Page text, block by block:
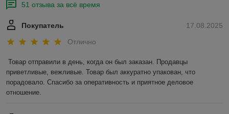
51 отзыва за всё время
17.08.2025
Покупатель
Отлично
Товар отправили в день, когда он был заказан. Продавцы
приветливые, вежливые. Товар был аккуратно упакован, что
порадовало. Спасибо за оперативность и приятное деловое
отношение.